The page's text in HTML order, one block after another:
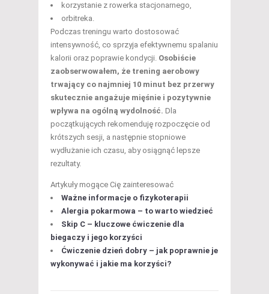
korzystanie z rowerka stacjonarnego,
orbitreka.
Podczas treningu warto dostosować
intensywność, co sprzyja efektywnemu spalaniu
kalorii oraz poprawie kondycji. Osobiście
zaobserwowałem, że trening aerobowy
trwający co najmniej 10 minut bez przerwy
skutecznie angażuje mięśnie i pozytywnie
wpływa na ogólną wydolność. Dla
początkujących rekomenduję rozpoczęcie od
krótszych sesji, a następnie stopniowe
wydłużanie ich czasu, aby osiągnąć lepsze
rezultaty.
Artykuły mogące Cię zainteresować
Ważne informacje o fizykoterapii
Alergia pokarmowa – to warto wiedzieć
Skip C – kluczowe ćwiczenie dla
biegaczy i jego korzyści
Ćwiczenie dzień dobry – jak poprawnie je
wykonywać i jakie ma korzyści?